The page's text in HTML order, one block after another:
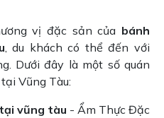
vị đặc sản của bánh
, du khách có thể đến với
Dưới đây là một số quán
Vũng Tàu:
vũng tàu - Ẩm Thực Đặc